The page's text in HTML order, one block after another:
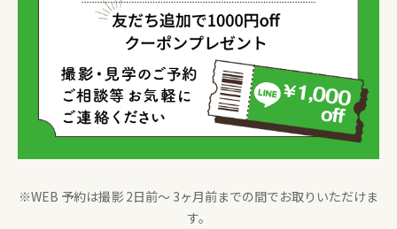
※WEB 予約は撮影 2日前〜 3ヶ月前までの間でお取りいただけま
す。